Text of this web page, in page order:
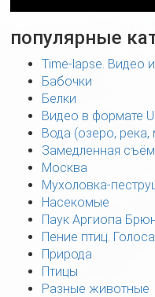
популярные
Time-lapse. Видео
Бабочки
Белки
Видео в формате
Вода (озеро, река,
Замедленная
Москва
Мухоловка-
Насекомые
Паук Аргиопа
Пение птиц.
Природа
Птицы
Разные животные